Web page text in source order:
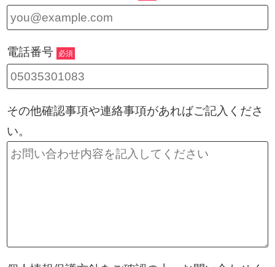
電話番号 必須
その他確認事項や連絡事項があればご記入くださ
い。